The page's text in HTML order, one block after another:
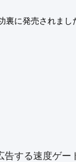
裏に発売されまし
する速度ゲー